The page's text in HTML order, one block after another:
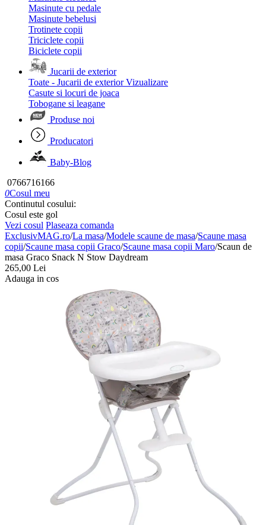
Masinute cu pedale
Masinute bebelusi
Trotinete copii
Triciclete copii
Biciclete copii
Jucarii de exterior
Toate - Jucarii de exterior Vizualizare
Casute si locuri de joaca
Tobogane si leagane
Produse noi
Producatori
Baby-Blog
0766716166
0Cosul meu
Continutul cosului:
Cosul este gol
Vezi cosul Plaseaza comanda
ExclusivMAG.ro/La masa/Modele scaune de masa/Scaune masa
copii/Scaune masa copii Graco/Scaune masa copii Maro/Scaun de
masa Graco Snack N Stow Daydream
265,00 Lei
Adauga in cos